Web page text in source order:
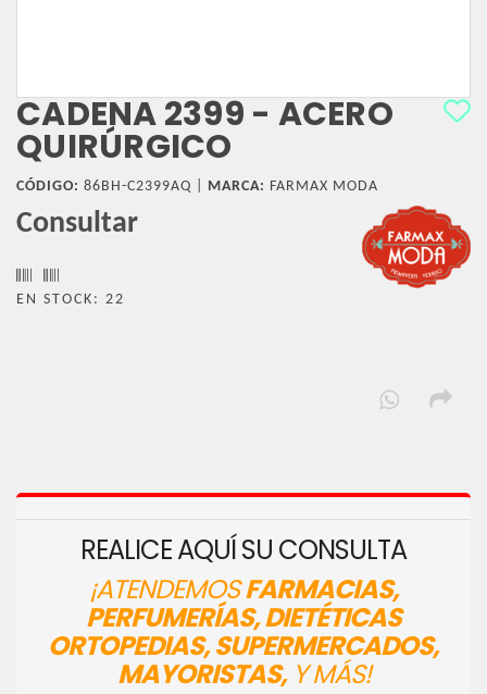
CADENA 2399 - ACERO
QUIRÚRGICO
CÓDIGO: 86BH-C2399AQ | MARCA: FARMAX MODA
Consultar
EN STOCK: 22
REALICE AQUÍ SU CONSULTA
¡ATENDEMOSFARMACIAS,
PERFUMERÍAS, DIETÉTICAS
ORTOPEDIAS, SUPERMERCADOS,
MAYORISTAS,Y MÁS!